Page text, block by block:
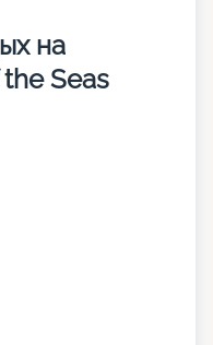
на
Seas
класса
666 тонн и
ширину 41 метр.
своих 16 палубах
могут выбрать
вариантов. На
откроет